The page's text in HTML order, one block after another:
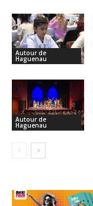
Autour de
Haguenau
Autour de
Haguenau